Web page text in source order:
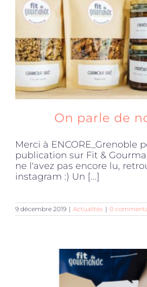
Produits sains
Click and collect
Traiteur
Accessoires
On parle de
Merci à ENCORE_Grenoble
publication sur Fit &
ne l'avez pas encore lu,
instagram :) Un [...]
9 décembre 2019 | Actualités | 0